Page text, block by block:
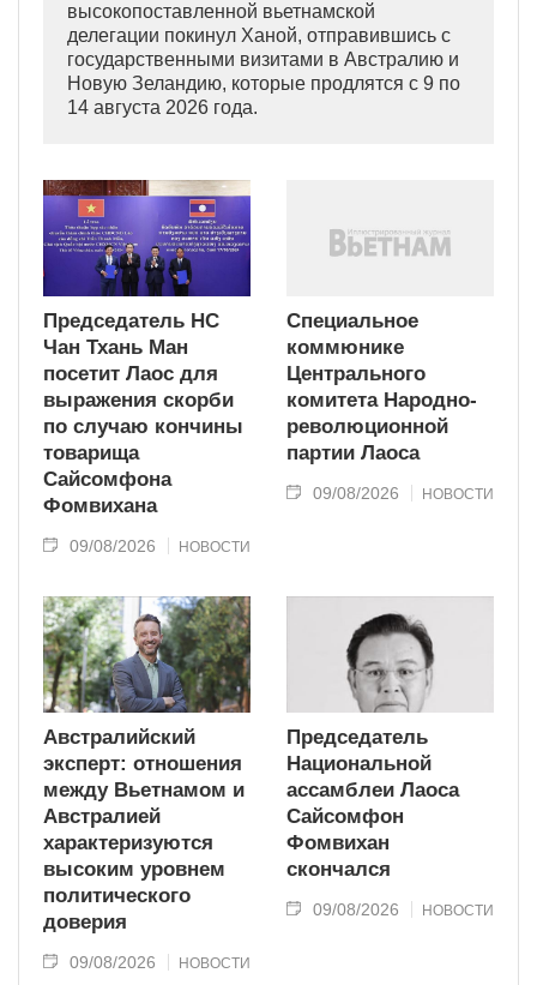
высокопоставленной вьетнамской
делегации покинул Ханой, отправившись с
государственными визитами в Австралию и
Новую Зеландию, которые продлятся с 9 по
14 августа 2026 года.
Председатель НС
Чан Тхань Ман
посетит Лаос для
выражения скорби
по случаю кончины
товарища
Сайсомфона
Фомвихана
09/08/2026 НОВОСТИ
Специальное
коммюнике
Центрального
комитета Народно-
революционной
партии Лаоса
09/08/2026 НОВОСТИ
Австралийский
эксперт: отношения
между Вьетнамом и
Австралией
характеризуются
высоким уровнем
политического
доверия
09/08/2026 НОВОСТИ
Председатель
Национальной
ассамблеи Лаоса
Сайсомфон
Фомвихан
скончался
09/08/2026 НОВОСТИ